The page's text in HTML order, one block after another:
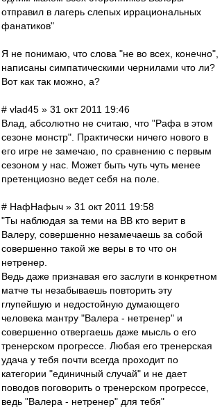
отправил в лагерь слепых иррациональных
фанатиков"
Я не понимаю, что слова "не во всех, конечно",
написаны симпатическими чернилами что ли?
Вот как так можно, а?
# vlad45 » 31 окт 2011 19:46
Влад, абсолютно не считаю, что "Рафа в этом
сезоне монстр". Практически ничего нового в
его игре не замечаю, по сравнению с первым
сезоном у нас. Может быть чуть чуть менее
претенциозно ведет себя на поле.
# НафНафыч » 31 окт 2011 19:58
"Ты наблюдая за теми на ВВ кто верит в
Валеру, совершенно незамечаешь за собой
совершенно такой же веры в то что он
нетренер.
Ведь даже признавая его заслуги в конкретном
матче ты незабываешь повторить эту
глупейшую и недостойную думающего
человека мантру "Валера - нетренер" и
совершенно отвергаешь даже мысль о его
тренерском прогрессе. Любая его тренерская
удача у тебя почти всегда проходит по
категории "единичный случай" и не дает
поводов поговорить о тренерском прогрессе,
ведь "Валера - нетренер" для тебя"